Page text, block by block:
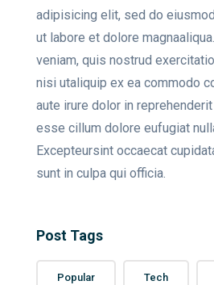
adipisicing elit, sed do
ut labore et dolore
veniam, quis nostrud
nisi utaliquip ex ea commodo
aute irure dolor in
esse cillum dolore eufugiat
Excepteursint occaecat
sunt in culpa qui officia.
Post Tags
Popular Tech